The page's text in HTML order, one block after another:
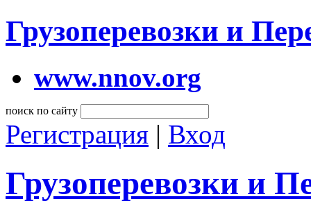
Грузоперевозки и
www.nnov.org
поиск по сайту
Регистрация | Вход
Грузоперевозки и